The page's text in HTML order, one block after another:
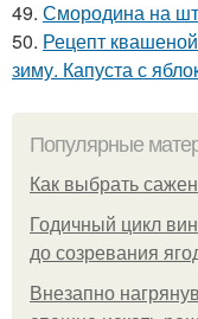
49. Смородина на
50. Рецепт
зиму. Капуста с
Популярные
Как выбрать
Годичный цикл
до созревания
Внезапно